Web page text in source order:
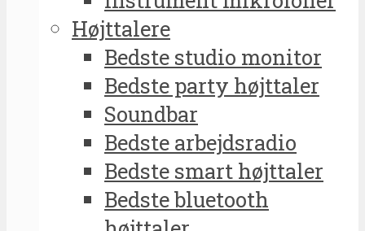
Højttalere
Bedste studio monitor
Bedste party højttaler
Soundbar
Bedste arbejdsradio
Bedste smart højttaler
Bedste bluetooth